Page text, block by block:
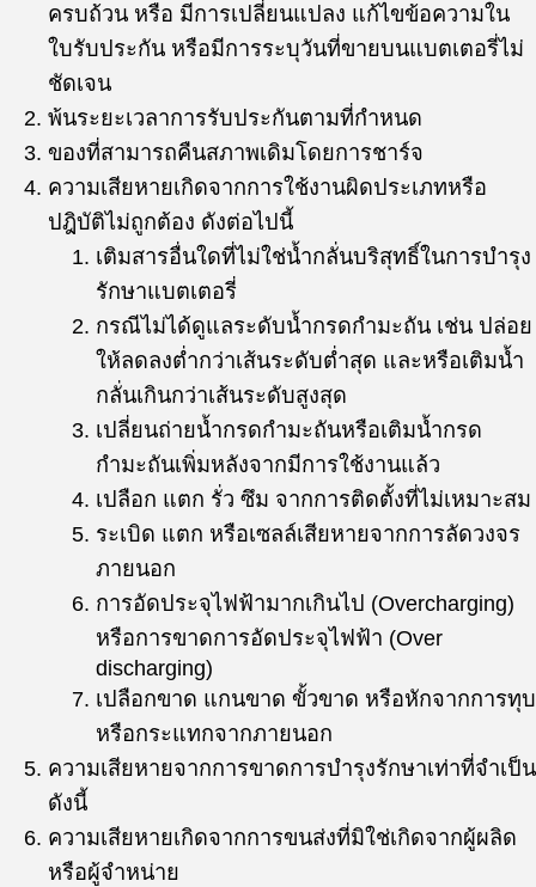
ครบถ้วน หรือ มีการเปลี่ยนแปลง แก้ไขข้อความใน
ใบรับประกัน หรือมีการระบุวันที่ขายบนแบตเตอรี่ไม่
ชัดเจน
พ้นระยะเวลาการรับประกันตามที่กำหนด
ของที่สามารถคืนสภาพเดิมโดยการชาร์จ
ความเสียหายเกิดจากการใช้งานผิดประเภทหรือ
ปฎิบัติไม่ถูกต้อง ดังต่อไปนี้
เติมสารอื่นใดที่ไม่ใช่น้ำกลั่นบริสุทธิ์ในการบำรุง
รักษาแบตเตอรี่
กรณีไม่ได้ดูแลระดับน้ำกรดกำมะถัน เช่น ปล่อย
ให้ลดลงต่ำกว่าเส้นระดับต่ำสุด และหรือเติมน้ำ
กลั่นเกินกว่าเส้นระดับสูงสุด
เปลี่ยนถ่ายน้ำกรดกำมะถันหรือเติมน้ำกรด
กำมะถันเพิ่มหลังจากมีการใช้งานแล้ว
เปลือก แตก รั่ว ซึม จากการติดตั้งที่ไม่เหมาะสม
ระเบิด แตก หรือเซลล์เสียหายจากการลัดวงจร
ภายนอก
การอัดประจุไฟฟ้ามากเกินไป (Overcharging)
หรือการขาดการอัดประจุไฟฟ้า (Over
discharging)
เปลือกขาด แกนขาด ขั้วขาด หรือหักจากการทุบ
หรือกระแทกจากภายนอก
ความเสียหายจากการขาดการบำรุงรักษาเท่าที่จำเป็น
ดังนี้
ความเสียหายเกิดจากการขนส่งที่มิใช่เกิดจากผู้ผลิด
หรือผู้จำหน่าย